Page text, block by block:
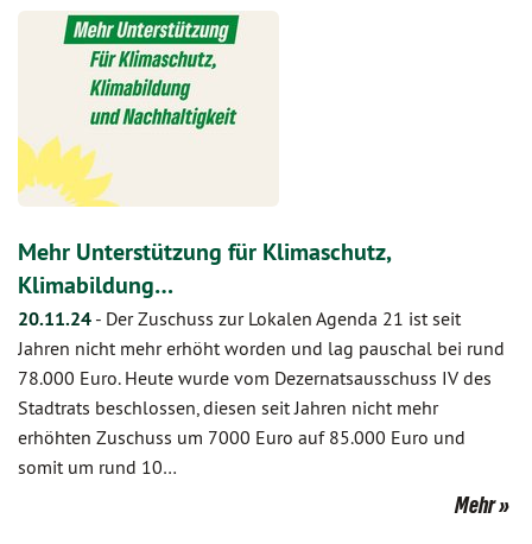
Mehr Unterstützung für Klimaschutz,
Klimabildung…
20.11.24 - Der Zuschuss zur Lokalen Agenda 21 ist seit
Jahren nicht mehr erhöht worden und lag pauschal bei rund
78.000 Euro. Heute wurde vom Dezernatsausschuss IV des
Stadtrats beschlossen, diesen seit Jahren nicht mehr
erhöhten Zuschuss um 7000 Euro auf 85.000 Euro und
somit um rund 10…
Mehr